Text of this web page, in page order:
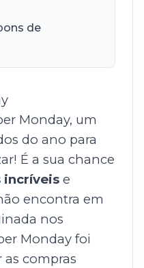
de
Monday, um
do ano para
É a sua chance
incríveise
encontra em
nos
Monday foi
compras